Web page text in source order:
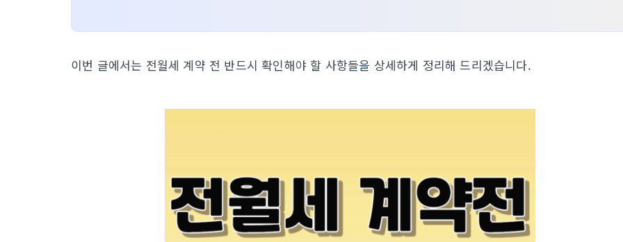
이번 글에서는 전월세 계약 전 반드시 확인해야 할 사항들을 상세하게 정리해 드리겠습니다.